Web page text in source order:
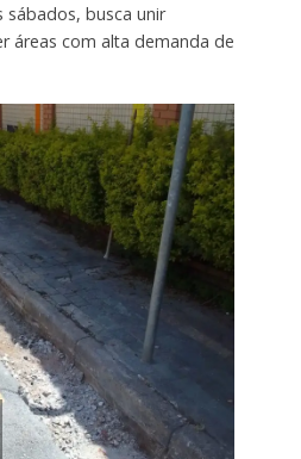
sábados, busca unir
áreas com alta demanda de